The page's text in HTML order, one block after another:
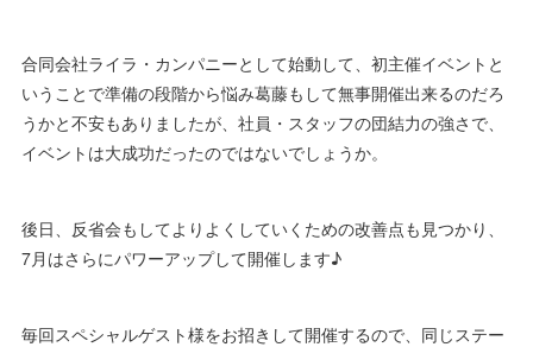
合同会社ライラ・カンパニーとして始動して、初主催イベントと
いうことで準備の段階から悩み葛藤もして無事開催出来るのだろ
うかと不安もありましたが、社員・スタッフの団結力の強さで、
イベントは大成功だったのではないでしょうか。
後日、反省会もしてよりよくしていくための改善点も見つかり、
7月はさらにパワーアップして開催します♪
毎回スペシャルゲスト様をお招きして開催するので、同じステー